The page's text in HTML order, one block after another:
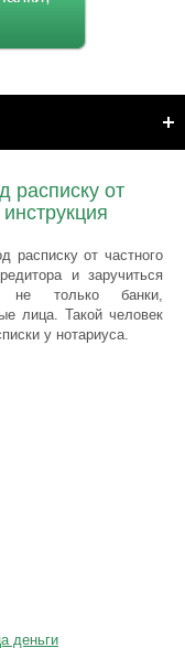
расписку от
расписку от частного
и заручиться
только банки,
лица. Такой человек
у нотариуса.
деньги